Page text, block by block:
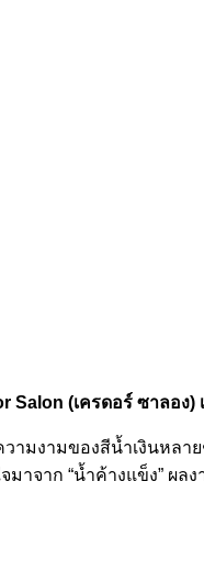
Salon (เครดอร ซาลอง)
มงามของสีน้ำเงินหล
าจาก “น้ำค้างแข็ง”